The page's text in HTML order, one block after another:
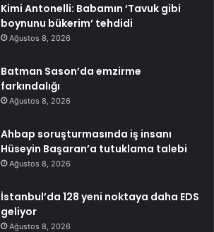
Kimi Antonelli: Babamın ‘Tavuk gibi
boynunu bükerim’ tehdidi
Ağustos 8, 2026
Batman Sason’da emzirme
farkındalığı
Ağustos 8, 2026
Ahbap soruşturmasında iş insanı
Hüseyin Başaran’a tutuklama talebi
Ağustos 8, 2026
İstanbul’da 128 yeni noktaya daha EDS
geliyor
Ağustos 8, 2026